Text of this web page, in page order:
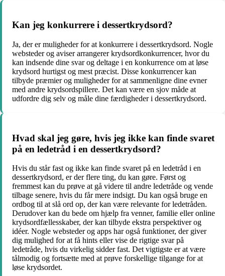
Kan jeg konkurrere i dessertkrydsord?
Ja, der er muligheder for at konkurrere i dessertkrydsord. Nogle
websteder og aviser arrangerer krydsordkonkurrencer, hvor du
kan indsende dine svar og deltage i en konkurrence om at løse
krydsord hurtigst og mest præcist. Disse konkurrencer kan
tilbyde præmier og muligheder for at sammenligne dine evner
med andre krydsordspillere. Det kan være en sjov måde at
udfordre dig selv og måle dine færdigheder i dessertkrydsord.
Hvad skal jeg gøre, hvis jeg ikke kan finde svaret
på en ledetråd i en dessertkrydsord?
Hvis du står fast og ikke kan finde svaret på en ledetråd i en
dessertkrydsord, er der flere ting, du kan gøre. Først og
fremmest kan du prøve at gå videre til andre ledetråde og vende
tilbage senere, hvis du får mere indsigt. Du kan også bruge en
ordbog til at slå ord op, der kan være relevante for ledetråden.
Derudover kan du bede om hjælp fra venner, familie eller online
krydsordfællesskaber, der kan tilbyde ekstra perspektiver og
idéer. Nogle websteder og apps har også funktioner, der giver
dig mulighed for at få hints eller vise de rigtige svar på
ledetråde, hvis du virkelig sidder fast. Det vigtigste er at være
tålmodig og fortsætte med at prøve forskellige tilgange for at
løse krydsordet.